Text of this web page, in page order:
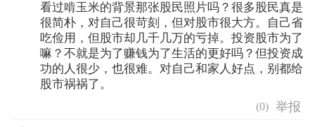
看过啃玉米的背景那张股民照片吗？很多股民真是
很简朴，对自己很苛刻，但对股市很大方。自己省
吃俭用，但股市却几千几万的亏掉。投资股市为了
嘛？不就是为了赚钱为了生活的更好吗？但投资成
功的人很少，也很难。对自己和家人好点，别都给
股市祸祸了。
(0)